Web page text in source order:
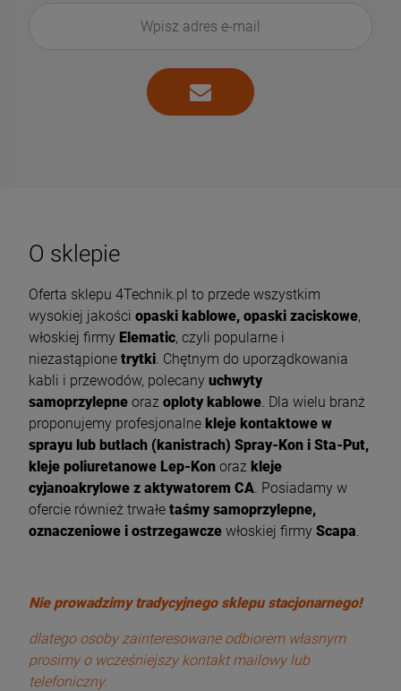
O sklepie
Oferta sklepu 4Technik.pl to przede wszystkim
wysokiej jakości opaski kablowe, opaski zaciskowe,
włoskiej firmy Elematic, czyli popularne i
niezastąpione trytki . Chętnym do uporządkowania
kabli i przewodów, polecany uchwyty
samoprzylepne oraz oploty kablowe . Dla wielu branż
proponujemy profesjonalne kleje kontaktowe w
sprayu lub butlach (kanistrach) Spray-Kon i Sta-Put,
kleje poliuretanowe Lep-Kon oraz kleje
cyjanoakrylowe z aktywatorem CA . Posiadamy w
ofercie również trwałe taśmy samoprzylepne,
oznaczeniowe i ostrzegawcze włoskiej firmy Scapa
Nie prowadzimy tradycyjnego sklepu stacjonarnego!
dlatego osoby zainteresowane odbiorem własnym
prosimy o wcześniejszy kontakt mailowy lub
telefoniczny.